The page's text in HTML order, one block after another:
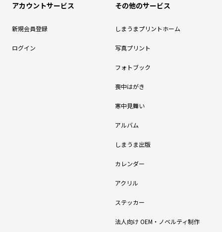
アカウントサービス
新規会員登録
ログイン
その他のサービス
しまうまプリントホーム
写真プリント
フォトブック
喪中はがき
寒中見舞い
アルバム
しまうま出版
カレンダー
アクリル
ステッカー
法人向け OEM・ノベルティ制作